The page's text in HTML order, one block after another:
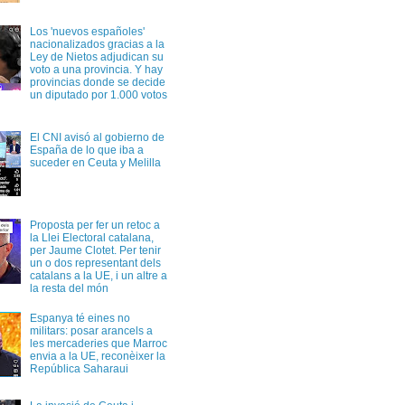
Los 'nuevos españoles'
nacionalizados gracias a la
Ley de Nietos adjudican su
voto a una provincia. Y hay
provincias donde se decide
un diputado por 1.000 votos
El CNI avisó al gobierno de
España de lo que iba a
suceder en Ceuta y Melilla
Proposta per fer un retoc a
la Llei Electoral catalana,
per Jaume Clotet. Per tenir
un o dos representant dels
catalans a la UE, i un altre a
la resta del món
Espanya té eines no
militars: posar arancels a
les mercaderies que Marroc
envia a la UE, reconèixer la
República Saharaui